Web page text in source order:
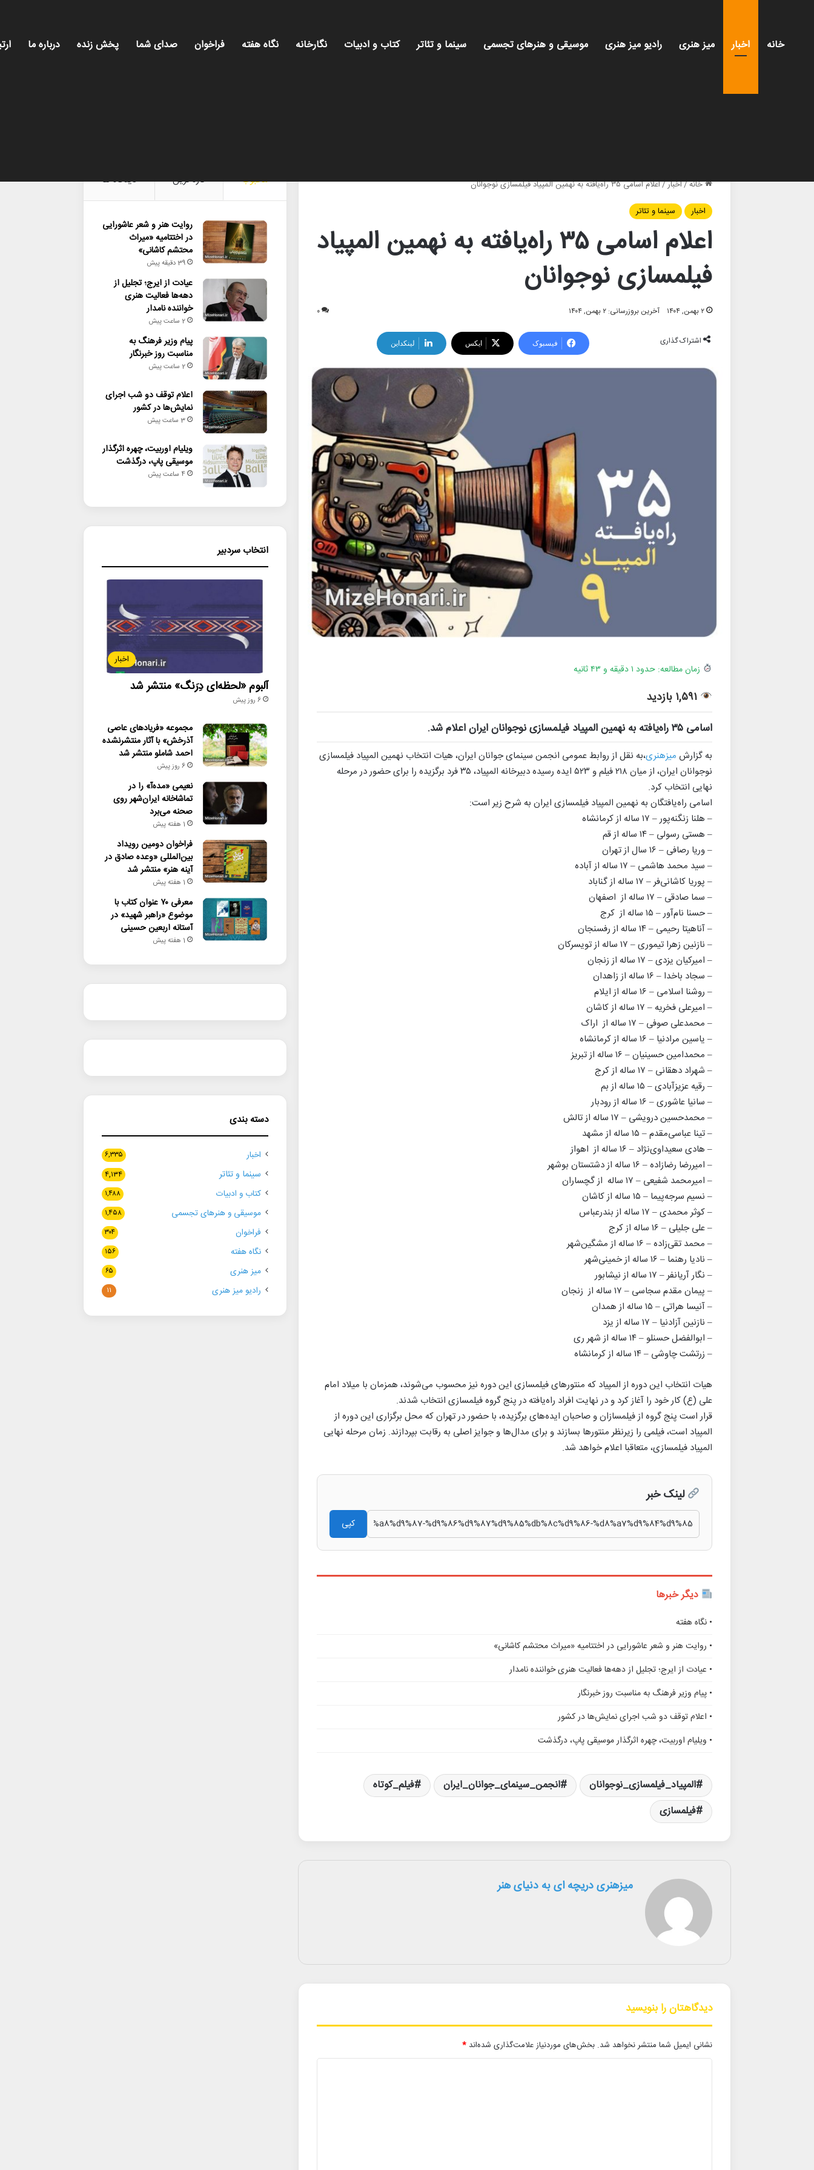
خانه اخبار میز هنری رادیو میز هنری موسیقی و هنرهای تجسمی سینما و تئاتر کتاب و ادبیات نگارخانه نگاه هفته فراخوان صدای شما پخش زنده درباره ما
خانه/اخبار/اعلام اسامی ۳۵ راه‌یافته به نهمین المپیاد فیلمسازی نوجوانان
اخبار
سینما و تئاتر
اعلام اسامی ۳۵ راه‌یافته به نهمین المپیاد
فیلمسازی نوجوانان
۲ بهمن, ۱۴۰۴ آخرین بروزرسانی: ۲ بهمن, ۱۴۰۴ ۰
اشتراک گذاری فیسبوک ایکس لینکداین
زمان مطالعه: حدود ۱ دقیقه و ۴۳ ثانیه
۱,۵۹۱ بازدید
اسامی ۳۵ راه‌یافته به نهمین المپیاد فیلمسازی نوجوانان ایران اعلام شد.
به گزارش میزهنری،به نقل از روابط عمومی انجمن سینمای جوانان ایران، هیات انتخاب نهمین المپیاد فیلمسازی
نوجوانان ایران، از میان ۲۱۸ فیلم و ۵۲۳ ایده رسیده دبیرخانه المپیاد، ۳۵ فرد برگزیده را برای حضور در مرحله
نهایی انتخاب کرد.
اسامی راه‌یافتگان به نهمین المپیاد فیلمسازی ایران به شرح زیر است:
– هلنا زنگنه‌پور – ۱۷ ساله از کرمانشاه
– هستی رسولی – ۱۴ ساله از قم
– وریا رصافی – ۱۶ سال از تهران
– سید محمد هاشمی – ۱۷ ساله از آباده
– پوریا کاشانی‌فر – ۱۷ ساله از گناباد
– سما صادقی – ۱۷ ساله از اصفهان
– حسنا نام‌آور – ۱۵ ساله از کرج
– آناهیتا رحیمی – ۱۴ ساله از رفسنجان
– نازنین زهرا تیموری – ۱۷ ساله از تویسرکان
– امیرکیان یزدی – ۱۷ ساله از زنجان
– سجاد باخدا – ۱۶ ساله از زاهدان
– روشنا اسلامی – ۱۶ ساله از ایلام
– امیرعلی فخریه – ۱۷ ساله از کاشان
– محمدعلی صوفی – ۱۷ ساله از اراک
– یاسین مرادنیا – ۱۶ ساله از کرمانشاه
– محمدامین حسینیان – ۱۶ ساله از تبریز
– شهراد دهقانی – ۱۷ ساله از کرج
– رقیه عزیزآبادی – ۱۵ ساله از بم
– سانیا عاشوری – ۱۶ ساله از رودبار
– محمدحسین درویشی – ۱۷ ساله از تالش
– تینا عباسی‌‌مقدم – ۱۵ ساله از مشهد
– هادی سعیداوی‌نژاد – ۱۶ ساله از اهواز
– امیررضا رضازاده – ۱۶ ساله از دشتستان بوشهر
– امیرمحمد شفیعی – ۱۷ ساله از گچساران
– نسیم سرجه‌پیما – ۱۵ ساله از کاشان
– کوثر محمدی – ۱۷ ساله از بندرعباس
– علی جلیلی – ۱۶ ساله از کرج
– محمد تقی‌زاده – ۱۶ ساله از مشگین‌شهر
– نادیا رهنما – ۱۶ ساله از خمینی‌شهر
– نگار آریانفر – ۱۷ ساله از نیشابور
– پیمان مقدم سجاسی – ۱۷ ساله از زنجان
– آنیسا هراتی – ۱۵ ساله از همدان
– نازنین آزادنیا – ۱۷ ساله از یزد
– ابوالفضل حسنلو – ۱۴ ساله از شهر ری
– زرتشت چاوشی – ۱۴ ساله از کرمانشاه
هیات انتخاب این دوره از المپیاد که منتورهای فیلمسازی این دوره نیز محسوب می‌شوند، همزمان با میلاد امام
علی (ع) کار خود را آغاز کرد و در نهایت افراد راه‌یافته در پنج گروه فیلمسازی انتخاب شدند.
قرار است پنج گروه از فیلمسازان و صاحبان‌ ایده‌های برگزیده، با حضور در تهران که محل برگزاری این دوره از
المپیاد است، فیلمی را زیرنظر منتورها بسازند و برای مدال‌ها و جوایز اصلی به رقابت بپردازند. زمان مرحله نهایی
المپیاد فیلمسازی، متعاقبا اعلام خواهد شد.
لینک خبر
کپی
دیگر خبرها
• نگاه هفته
• روایت هنر و شعر عاشورایی در اختتامیه «میراث محتشم کاشانی»
• عیادت از ایرج؛ تجلیل از دهه‌ها فعالیت هنری خواننده نامدار
• پیام وزیر فرهنگ به مناسبت روز خبرنگار
• اعلام توقف دو شب اجرای نمایش‌ها در کشور
• ویلیام اوربیت، چهره اثرگذار موسیقی پاپ، درگذشت
المپیاد_فیلمسازی_نوجوانان انجمن_سینمای_جوانان_ایران
فیلم_کوتاه
فیلمسازی
میزهنری دریچه ای به دنیای هنر
دیدگاهتان را بنویسید
نشانی ایمیل شما منتشر نخواهد شد. بخش‌های موردنیاز علامت‌گذاری شده‌اند *
محبوب تازه ترین دیدگاه ها
روایت هنر و شعر عاشورایی
در اختتامیه «میراث
محتشم کاشانی»
39 دقیقه پیش
عیادت از ایرج؛ تجلیل از
دهه‌ها فعالیت هنری
خواننده نامدار
2 ساعت پیش
پیام وزیر فرهنگ به
مناسبت روز خبرنگار
2 ساعت پیش
اعلام توقف دو شب اجرای
نمایش‌ها در کشور
3 ساعت پیش
ویلیام اوربیت، چهره اثرگذار
موسیقی پاپ، درگذشت
4 ساعت پیش
انتخاب سردبیر
اخبار
آلبوم «لحظه‌ای دِرَنگ» منتشر شد
6 روز پیش
مجموعه «فریادهای عاصی
آذرخش» با آثار منتشرنشده
احمد شاملو منتشر شد
6 روز پیش
نعیمی «مده‌آ» را در
تماشاخانه ایران‌شهر روی
صحنه می‌برد
1 هفته پیش
فراخوان دومین رویداد
بین‌المللی «وعده صادق در
آینه هنر» منتشر شد
1 هفته پیش
معرفی ۷۰ عنوان کتاب با
موضوع «راهبر شهید» در
آستانه اربعین حسینی
1 هفته پیش
دسته بندی
اخبار ۶,۳۳۵
سینما و تئاتر ۴,۱۳۴
کتاب و ادبیات ۱,۴۸۸
موسیقی و هنرهای تجسمی ۱,۴۵۸
فراخوان ۳۰۴
نگاه هفته ۱۵۶
میز هنری ۶۵
رادیو میز هنری ۱۱